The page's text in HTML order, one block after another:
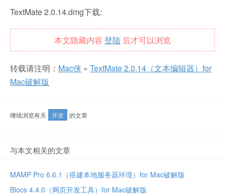
TextMate 2.0.14.dmg下载:
本文隐藏内容 登陆 后才可以浏览
转载请注明： Mac侠 » TextMate 2.0.14（文本编辑器）for
Mac破解版
继续浏览有关 开发 的文章
与本文相关的文章
MAMP Pro 6.6.1（搭建本地服务器环境）for Mac破解版
Blocs 4.4.0（网页开发工具）for Mac破解版